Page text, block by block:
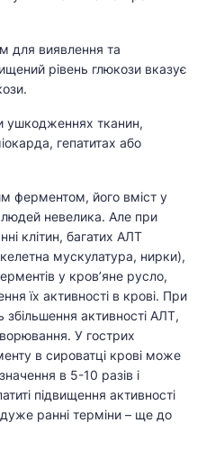
для виявлення та
рівень глюкози вказує
ушкодженнях тканин,
гепатитах або
ферментом, його вміст у
людей невелика. Але при
клітин, багатих АЛТ
мускулатура, нирки),
у кров’яне русло,
їх активності в крові. При
збільшення активності АЛТ,
У гострих
в сироватці крові може
в 5-10 разів і
підвищення активності
ранні терміни – ще до